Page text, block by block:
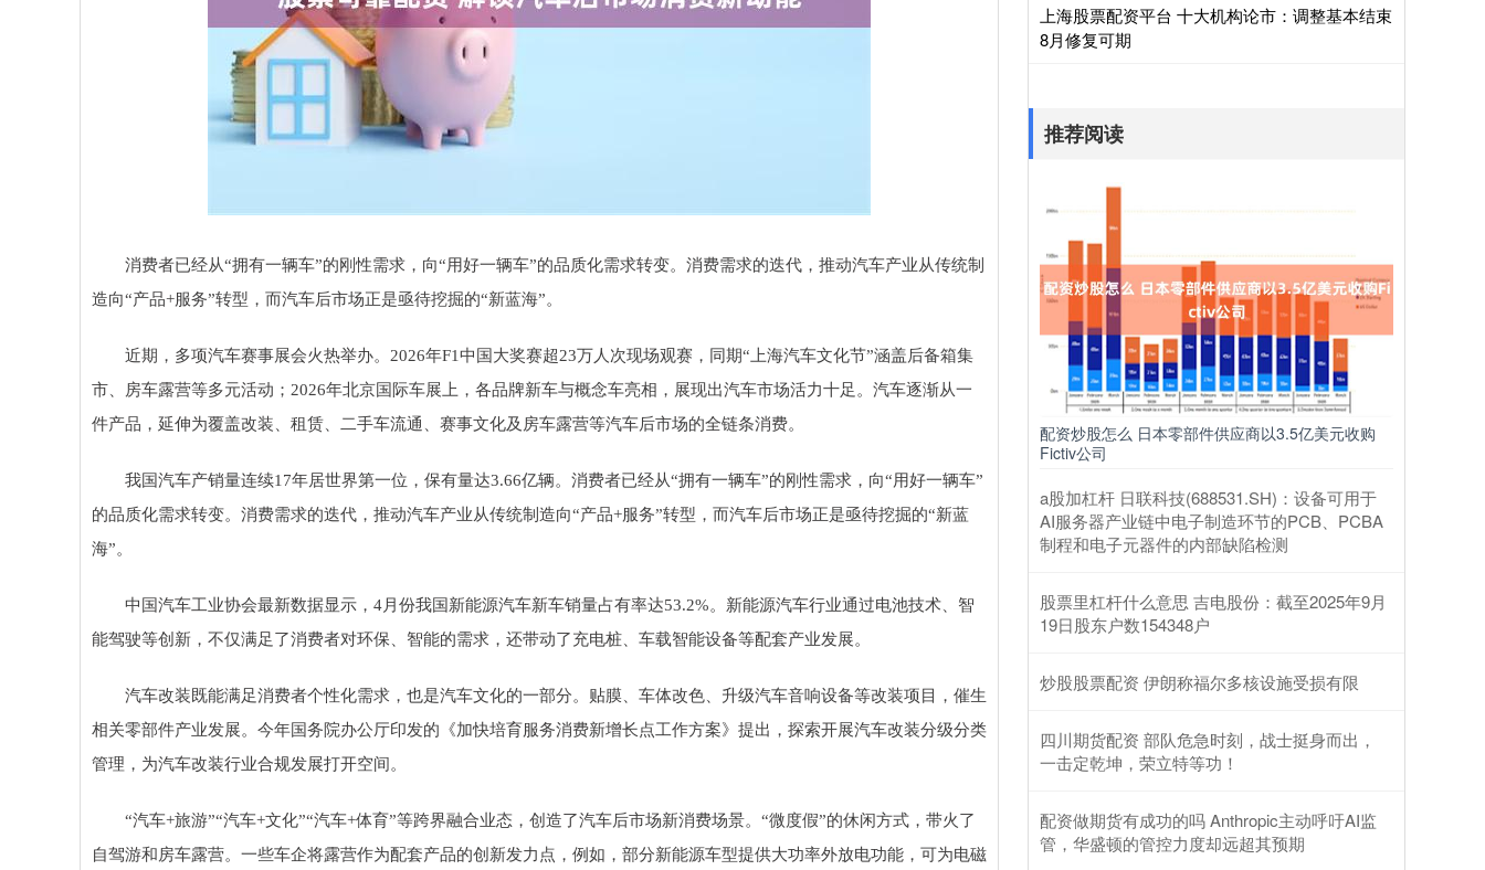
消费者已经从“拥有一辆车”的刚性需求，向“用好一辆车”的品质化需求转变。消费需求的迭代，推动汽车产业从传统制
造向“产品+服务”转型，而汽车后市场正是亟待挖掘的“新蓝海”。
近期，多项汽车赛事展会火热举办。2026年F1中国大奖赛超23万人次现场观赛，同期“上海汽车文化节”涵盖后备箱集
市、房车露营等多元活动；2026年北京国际车展上，各品牌新车与概念车亮相，展现出汽车市场活力十足。汽车逐渐从一
件产品，延伸为覆盖改装、租赁、二手车流通、赛事文化及房车露营等汽车后市场的全链条消费。
我国汽车产销量连续17年居世界第一位，保有量达3.66亿辆。消费者已经从“拥有一辆车”的刚性需求，向“用好一辆车”
的品质化需求转变。消费需求的迭代，推动汽车产业从传统制造向“产品+服务”转型，而汽车后市场正是亟待挖掘的“新蓝
海”。
中国汽车工业协会最新数据显示，4月份我国新能源汽车新车销量占有率达53.2%。新能源汽车行业通过电池技术、智
能驾驶等创新，不仅满足了消费者对环保、智能的需求，还带动了充电桩、车载智能设备等配套产业发展。
汽车改装既能满足消费者个性化需求，也是汽车文化的一部分。贴膜、车体改色、升级汽车音响设备等改装项目，催生
相关零部件产业发展。今年国务院办公厅印发的《加快培育服务消费新增长点工作方案》提出，探索开展汽车改装分级分类
管理，为汽车改装行业合规发展打开空间。
“汽车+旅游”“汽车+文化”“汽车+体育”等跨界融合业态，创造了汽车后市场新消费场景。“微度假”的休闲方式，带火了
自驾游和房车露营。一些车企将露营作为配套产品的创新发力点，例如，部分新能源车型提供大功率外放电功能，可为电磁
上海股票配资平台 十大机构论市：调整基本结束
8月修复可期
推荐阅读
配资炒股怎么 日本零部件供应商以3.5亿美元收购
Fictiv公司
a股加杠杆 日联科技(688531.SH)：设备可用于
AI服务器产业链中电子制造环节的PCB、PCBA
制程和电子元器件的内部缺陷检测
股票里杠杆什么意思 吉电股份：截至2025年9月
19日股东户数154348户
炒股股票配资 伊朗称福尔多核设施受损有限
四川期货配资 部队危急时刻，战士挺身而出，
一击定乾坤，荣立特等功！
配资做期货有成功的吗 Anthropic主动呼吁AI监
管，华盛顿的管控力度却远超其预期